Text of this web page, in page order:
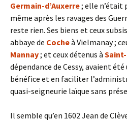
Germain-d’Auxerre; elle n’était
même après les ravages des
reste rien. Ses biens et ceux
abbaye de Cocheà Vielmanay ;
Mannay; et ceux détenus à
dépendance de Cessy, avaient
bénéfice et en faciliter
quasi-seigneurie laïque sans
Il semble qu’en 1602 Jean de